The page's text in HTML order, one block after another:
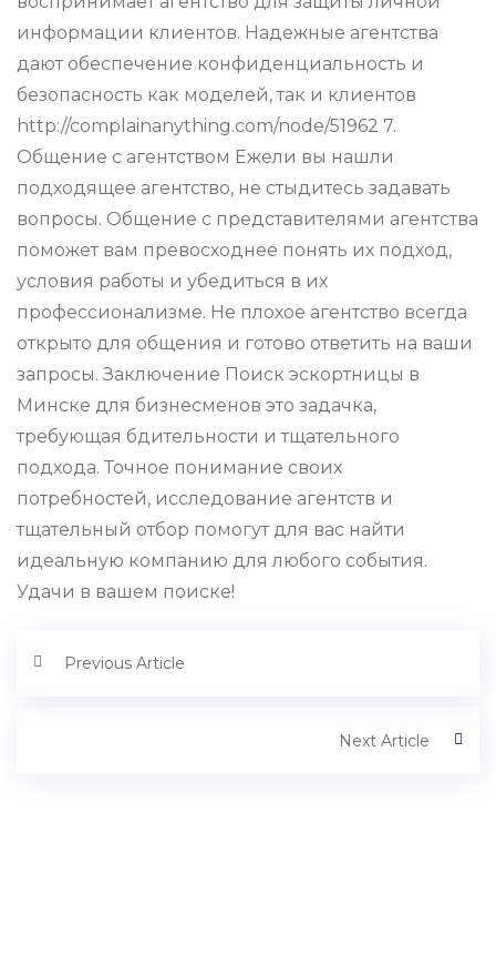
информации клиентов. Надежные агентства
дают обеспечение конфиденциальность и
безопасность как моделей, так и клиентов
http://complainanything.com/node/51962 7.
Общение с агентством Ежели вы нашли
подходящее агентство, не стыдитесь задавать
вопросы. Общение с представителями агентства
поможет вам превосходнее понять их подход,
условия работы и убедиться в их
профессионализме. Не плохое агентство всегда
открыто для общения и готово ответить на ваши
запросы. Заключение Поиск эскортницы в
Минске для бизнесменов это задачка,
требующая бдительности и тщательного
подхода. Точное понимание своих
потребностей, исследование агентств и
тщательный отбор помогут для вас найти
идеальную компанию для любого события.
Удачи в вашем поиске!
Previous Article
Next Article